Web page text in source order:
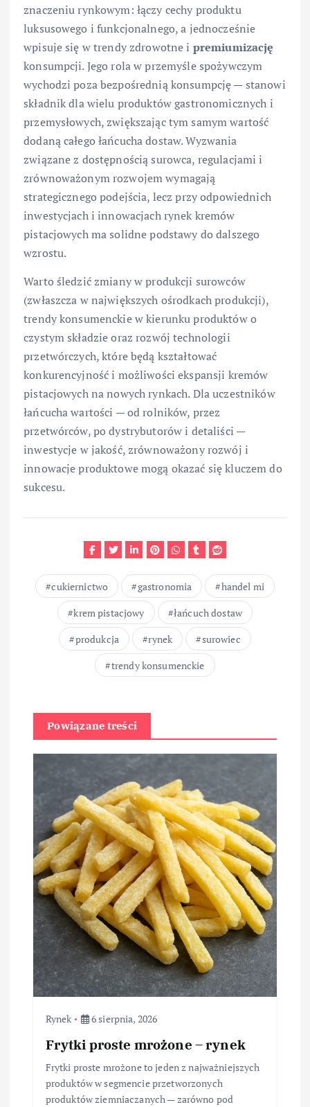
znaczeniu rynkowym: łączy cechy produktu
luksusowego i funkcjonalnego, a jednocześnie
wpisuje się w trendy zdrowotne i premiumizację
konsumpcji. Jego rola w przemyśle spożywczym
wychodzi poza bezpośrednią konsumpcję — stanowi
składnik dla wielu produktów gastronomicznych i
przemysłowych, zwiększając tym samym wartość
dodaną całego łańcucha dostaw. Wyzwania
związane z dostępnością surowca, regulacjami i
zrównoważonym rozwojem wymagają
strategicznego podejścia, lecz przy odpowiednich
inwestycjach i innowacjach rynek kremów
pistacjowych ma solidne podstawy do dalszego
wzrostu.
Warto śledzić zmiany w produkcji surowców
(zwłaszcza w największych ośrodkach produkcji),
trendy konsumenckie w kierunku produktów o
czystym składzie oraz rozwój technologii
przetwórczych, które będą kształtować
konkurencyjność i możliwości ekspansji kremów
pistacjowych na nowych rynkach. Dla uczestników
łańcucha wartości — od rolników, przez
przetwórców, po dystrybutorów i detaliści —
inwestycje w jakość, zrównoważony rozwój i
innowacje produktowe mogą okazać się kluczem do
sukcesu.
cukiernictwo gastronomia
handel mi
krem pistacjowy
łańcuch dostaw
produkcja
rynek
surowiec
trendy konsumenckie
Powiązane treści
Rynek 6 sierpnia, 2026
Frytki proste mrożone – rynek
Frytki proste mrożone to jeden z najważniejszych
produktów w segmencie przetworzonych
produktów ziemniaczanych — zarówno pod